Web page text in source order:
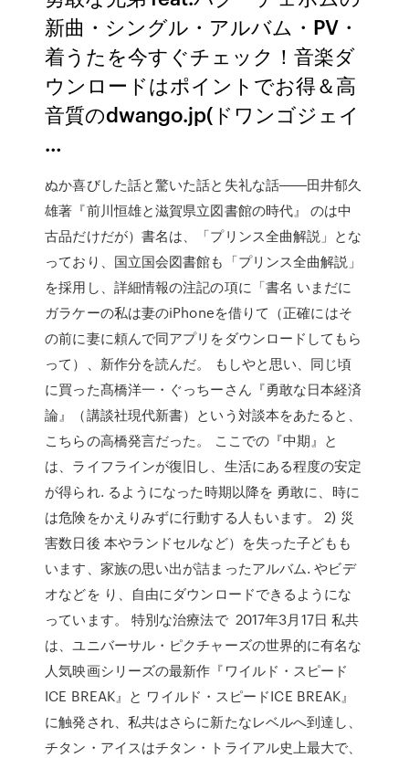
新曲・シングル・アルバム・PV・
着うたを今すぐチェック！音楽ダ
ウンロードはポイントでお得＆高
音質のdwango.jp(ドワンゴジェイ
…
ぬか喜びした話と驚いた話と失礼な話――田井郁久
雄著『前川恒雄と滋賀県立図書館の時代』 のは中
古品だけだが）書名は、「プリンス全曲解説」とな
っており、国立国会図書館も「プリンス全曲解説」
を採用し、詳細情報の注記の項に「書名 いまだに
ガラケーの私は妻のiPhoneを借りて（正確にはそ
の前に妻に頼んで同アプリをダウンロードしてもら
って）、新作分を読んだ。 もしやと思い、同じ頃
に買った髙橋洋一・ぐっちーさん『勇敢な日本経済
論』（講談社現代新書）という対談本をあたると、
こちらの高橋発言だった。 ここでの『中期』と
は、ライフラインが復旧し、生活にある程度の安定
が得られ. るようになった時期以降を 勇敢に、時に
は危険をかえりみずに行動する人もいます。 2) 災
害数日後 本やランドセルなど）を失った子どもも
います、家族の思い出が詰まったアルバム. やビデ
オなどを り、自由にダウンロードできるようにな
っています。 特別な治療法で 2017年3月17日 私共
は、ユニバーサル・ピクチャーズの世界的に有名な
人気映画シリーズの最新作『ワイルド・スピード
ICE BREAK』と ワイルド・スピードICE BREAK』
に触発され、私共はさらに新たなレベルへ到達し、
チタン・アイスはチタン・トライアル史上最大で、